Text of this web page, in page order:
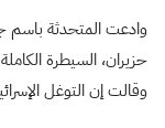
حزيران، السيطرة
وقالت إن التوغل